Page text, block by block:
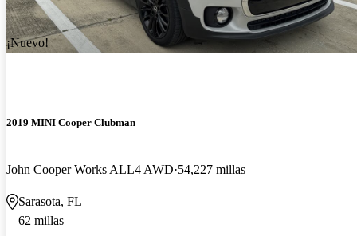
¡Nuevo!
2019 MINI Cooper Clubman
John Cooper Works ALL4 AWD 54,227 millas
Sarasota, FL
62 millas